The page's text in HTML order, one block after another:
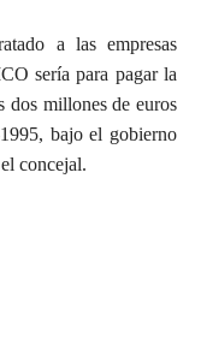
a las empresas
sería para pagar la
dos millones de euros
bajo el gobierno
concejal.